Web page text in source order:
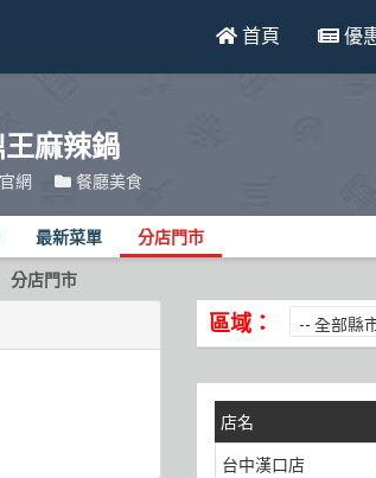
首頁 優
麻辣鍋
官網 餐廳美食
最新菜單 分店門市
分店門市
區域：
店名
台中漢口店